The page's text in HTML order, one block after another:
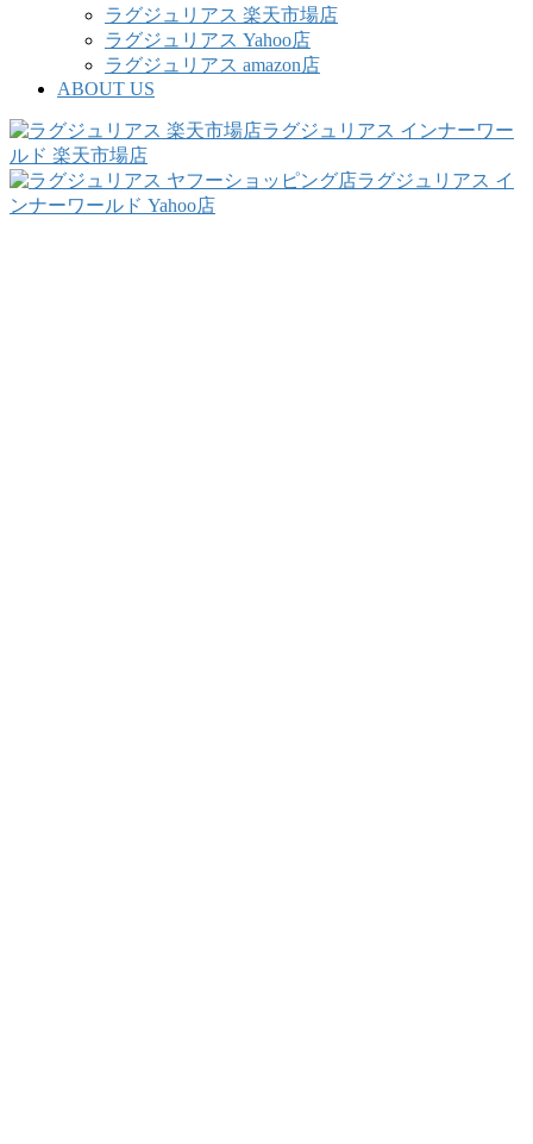
ラグジュリアス 楽天市場店
ラグジュリアス Yahoo店
ラグジュリアス amazon店
ABOUT US
ラグジュリアス インナーワー
ルド 楽天市場店
ラグジュリアス イ
ンナーワールド Yahoo店